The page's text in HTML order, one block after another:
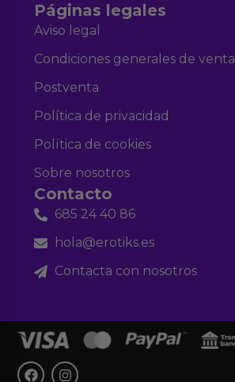
Páginas legales
Aviso legal
Condiciones generales de venta
Postventa
Política de privacidad
Política de cookies
Sobre nosotros
Contacto
685 24 40 86
hola@erotiks.es
Contacta con nosotros
F
I